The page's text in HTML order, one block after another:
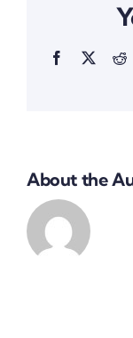
Facebook
X
About the